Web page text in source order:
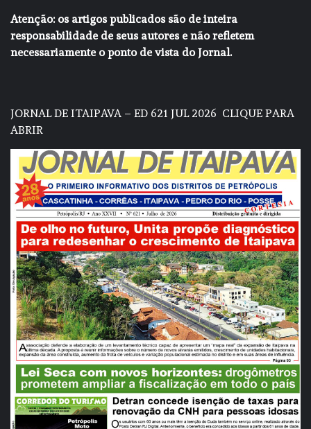
Atenção: os artigos publicados são de inteira
responsabilidade de seus autores e não refletem
necessariamente o ponto de vista do Jornal.
JORNAL DE ITAIPAVA – ED 621 JUL 2026 CLIQUE PARA
ABRIR